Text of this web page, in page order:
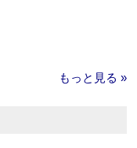
もっと見る »